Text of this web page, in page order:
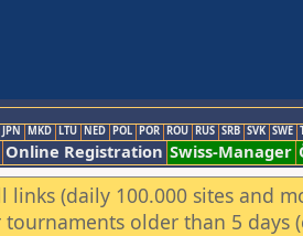
JPN MKD LTU NED POL POR ROU RUS SRB SVK SWE
Online Registration Swiss-Manager
(daily 100.000 sites and
older than 5 days